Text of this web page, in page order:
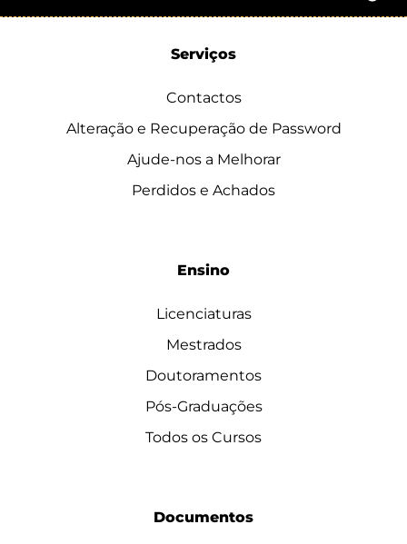
Serviços
Contactos
Alteração e Recuperação de Password
Ajude-nos a Melhorar
Perdidos e Achados
Ensino
Licenciaturas
Mestrados
Doutoramentos
Pós-Graduações
Todos os Cursos
Documentos